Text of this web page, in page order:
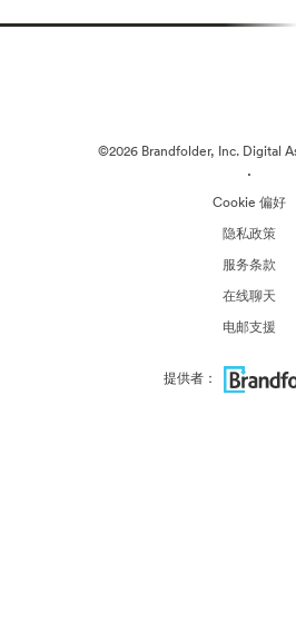
©2026 Brandfolder, Inc. Digital
·
Cookie 偏好
隐私政策
服务条款
在线聊天
电邮支援
提供者：